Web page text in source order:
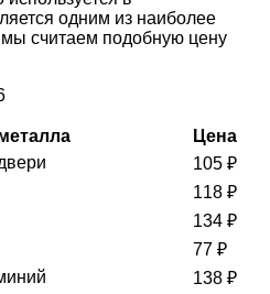
одним из наиболее
мы считаем подобную цену
Цена
105 ₽
118 ₽
134 ₽
77 ₽
138 ₽